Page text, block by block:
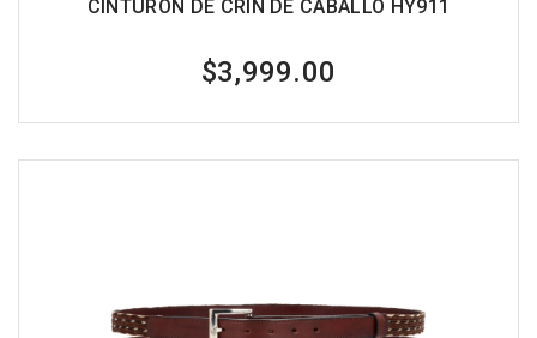
CINTURON DE CRIN DE CABALLO HY911
$3,999.00